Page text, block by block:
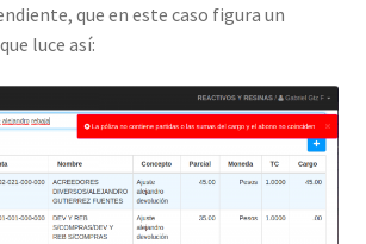
que en este caso figura un
luce así: